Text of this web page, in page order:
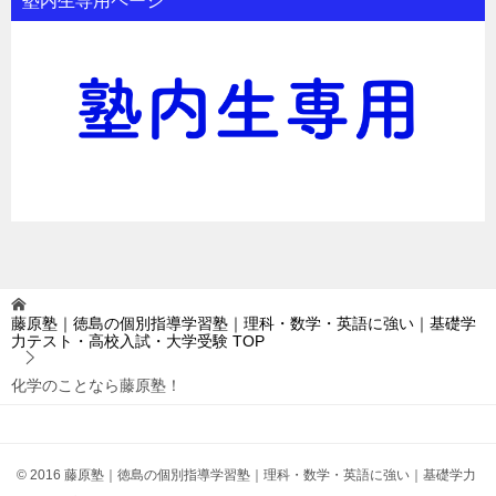
藤原塾｜徳島の個別指導学習塾｜理科・数学・英語に強い｜基礎学
力テスト・高校入試・大学受験 TOP
化学のことなら藤原塾！
© 2016 藤原塾｜徳島の個別指導学習塾｜理科・数学・英語に強い｜基礎学力